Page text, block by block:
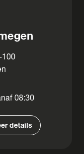
100
08:30
details